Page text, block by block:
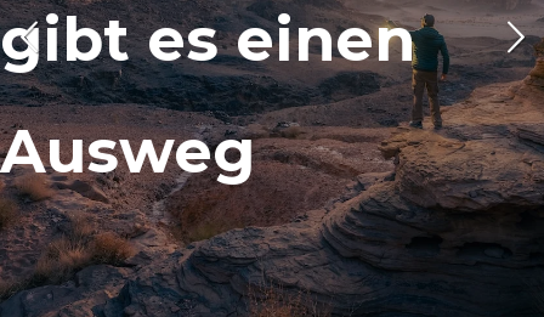
kennt,
findet den Weg